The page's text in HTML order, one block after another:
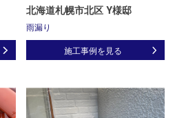
北海道札幌市北区 Y様邸
雨漏り
施工事例を見る